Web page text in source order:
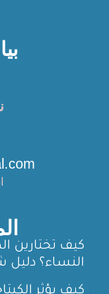
كيف تختارين
النساء؟ دليل
كيف يؤثر